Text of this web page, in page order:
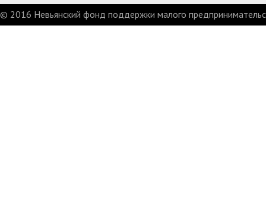
© 2016 Невьянский фонд поддержки малого